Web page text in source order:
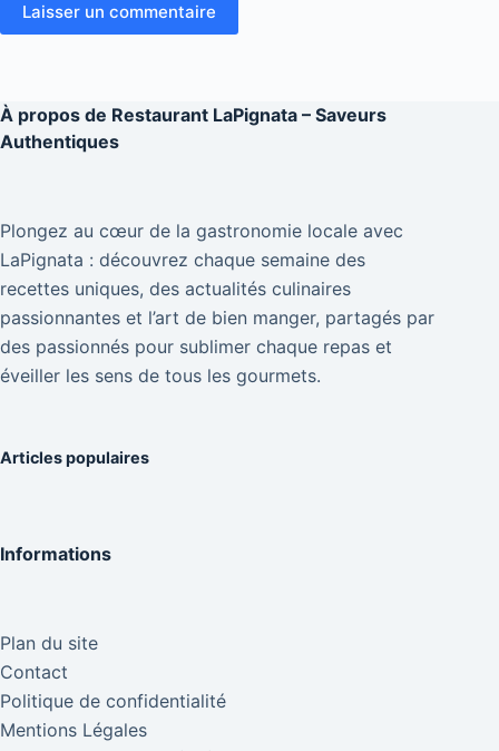
Laisser un commentaire
À propos de Restaurant LaPignata – Saveurs
Authentiques
Plongez au cœur de la gastronomie locale avec
LaPignata : découvrez chaque semaine des
recettes uniques, des actualités culinaires
passionnantes et l’art de bien manger, partagés par
des passionnés pour sublimer chaque repas et
éveiller les sens de tous les gourmets.
Articles populaires
Informations
Plan du site
Contact
Politique de confidentialité
Mentions Légales